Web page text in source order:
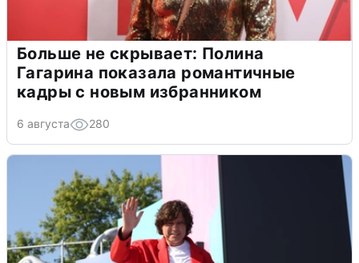
Больше не скрывает: Полина
Гагарина показала романтичные
кадры с новым избранником
6 августа 280